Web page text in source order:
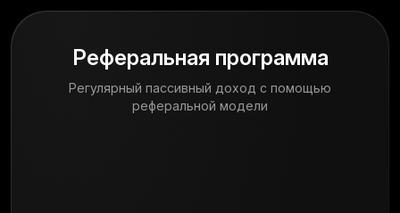
Реферальная программа
Регулярный пассивный доход с помощью
реферальной модели